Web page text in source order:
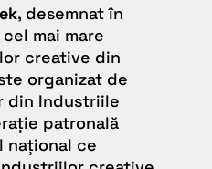
, desemnat în
mai mare
creative din
organizat de
din Industriile
patronală
național ce